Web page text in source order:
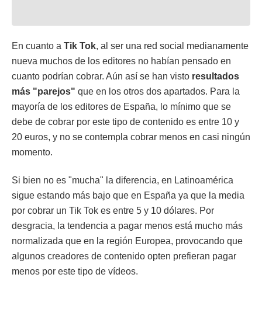
En cuanto a Tik Tok, al ser una red social medianamente
nueva muchos de los editores no habían pensado en
cuanto podrían cobrar. Aún así se han visto resultados
más "parejos" que en los otros dos apartados. Para la
mayoría de los editores de España, lo mínimo que se
debe de cobrar por este tipo de contenido es entre 10 y
20 euros, y no se contempla cobrar menos en casi ningún
momento.
Si bien no es "mucha" la diferencia, en Latinoamérica
sigue estando más bajo que en España ya que la media
por cobrar un Tik Tok es entre 5 y 10 dólares. Por
desgracia, la tendencia a pagar menos está mucho más
normalizada que en la región Europea, provocando que
algunos creadores de contenido opten prefieran pagar
menos por este tipo de vídeos.